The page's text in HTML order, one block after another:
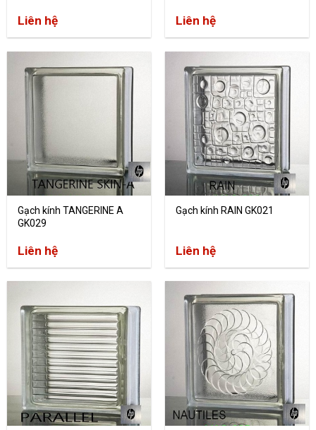
Liên hệ Liên hệ
Gạch kính TANGERINE A
GK029
Liên hệ
Gạch kính RAIN GK021
Liên hệ